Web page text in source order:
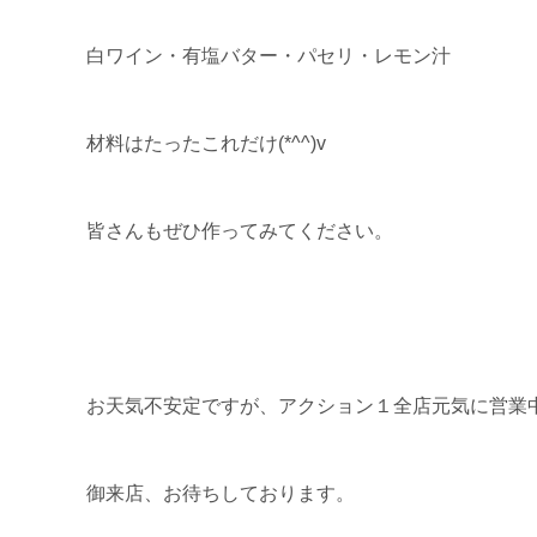
白ワイン・有塩バター・パセリ・レモン汁
材料はたったこれだけ(*^^)v
皆さんもぜひ作ってみてください。
お天気不安定ですが、アクション１全店元気に営業
御来店、お待ちしております。